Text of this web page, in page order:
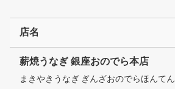
店名
薪焼うなぎ 銀座おのでら本店
まきやきうなぎ ぎんざおのでらほんてん